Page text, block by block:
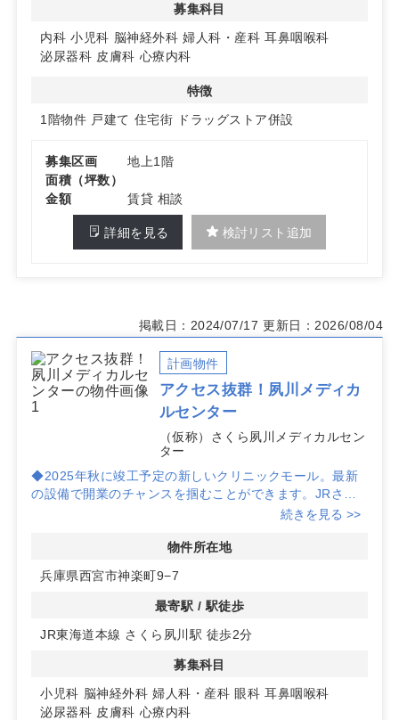
内科や小児科をはじめとする多数の診療科目での開業が可
能です。地域のニーズに応じた診療サービスを提供し、幅
広い患者層の獲得を目指せます。詳細はお問い合わせくだ
募集科目
内科 小児科 脳神経外科 婦人科・産科 耳鼻咽喉科
泌尿器科 皮膚科 心療内科
特徴
1階物件 戸建て 住宅街 ドラッグストア併設
募集区画
地上1階
面積（坪数）
金額
賃貸 相談
詳細を見る 検討リスト追加
掲載日：2024/07/17 更新日：2026/08/04
計画物件
アクセス抜群！夙川メディカ
ルセンター
（仮称）さくら夙川メディカルセン
ター
◆2025年秋に竣工予定の新しいクリニックモール。最新
の設備で開業のチャンスを掴むことができます。JRさく
ら夙川駅から徒歩2分という好立地で、患者様にもアクセ
◆視認性の高い幹線道路沿いに位置し、地域住民からの注
す。
◆多様な診療科目に対応可能な広い区画を用意。駐車場や
問い合わせください。
続きを見る >>
物件所在地
兵庫県西宮市神楽町9−7
最寄駅 / 駅徒歩
JR東海道本線 さくら夙川駅 徒歩2分
募集科目
小児科 脳神経外科 婦人科・産科 眼科 耳鼻咽喉科
泌尿器科 皮膚科 心療内科